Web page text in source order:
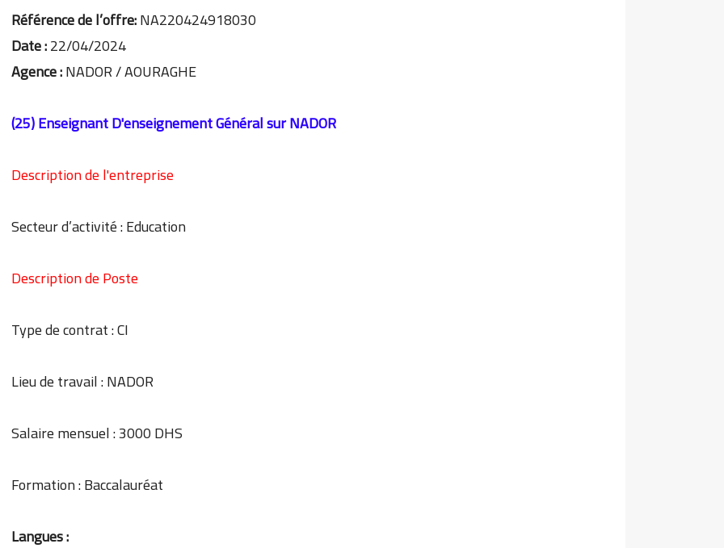
Référence de l’offre:NA220424918030
Date :22/04/2024
Agence :NADOR / AOURAGHE
(25) Enseignant D'enseignement Généralsur NADOR
Description de l'entreprise
Secteur d’activité : Education
Description de Poste
Type de contrat : CI
Lieu de travail : NADOR
Salaire mensuel : 3000 DHS
Formation : Baccalauréat
Langues :